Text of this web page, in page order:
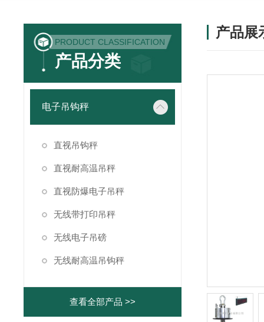
PRODUCT CLASSIFICATION
产品分类
电子吊钩秤
直视吊钩秤
直视耐高温吊秤
直视防爆电子吊秤
无线带打印吊秤
无线电子吊磅
无线耐高温吊钩秤
查看全部产品 >>
产品展